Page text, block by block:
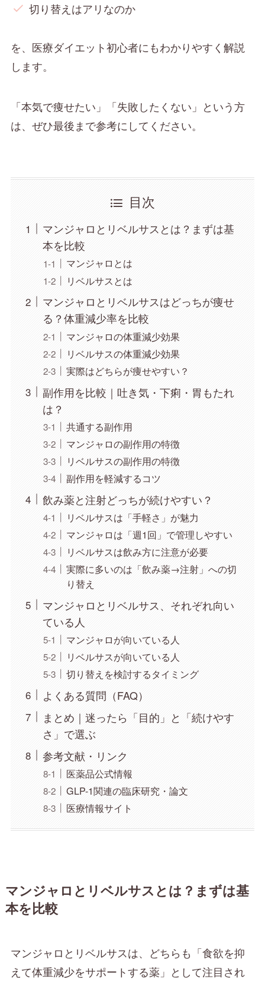
切り替えはアリなのか
を、医療ダイエット初心者にもわかりやすく解説
します。
「本気で痩せたい」「失敗したくない」という方
は、ぜひ最後まで参考にしてください。
目次
マンジャロとリベルサスとは？まずは基
本を比較
マンジャロとは
リベルサスとは
マンジャロとリベルサスはどっちが痩せ
る？体重減少率を比較
マンジャロの体重減少効果
リベルサスの体重減少効果
実際はどちらが痩せやすい？
副作用を比較｜吐き気・下痢・胃もたれ
は？
共通する副作用
マンジャロの副作用の特徴
リベルサスの副作用の特徴
副作用を軽減するコツ
飲み薬と注射どっちが続けやすい？
リベルサスは「手軽さ」が魅力
マンジャロは「週1回」で管理しやすい
リベルサスは飲み方に注意が必要
実際に多いのは「飲み薬→注射」への切
り替え
マンジャロとリベルサス、それぞれ向い
ている人
マンジャロが向いている人
リベルサスが向いている人
切り替えを検討するタイミング
よくある質問（FAQ）
まとめ｜迷ったら「目的」と「続けやす
さ」で選ぶ
参考文献・リンク
医薬品公式情報
GLP-1関連の臨床研究・論文
医療情報サイト
マンジャロとリベルサスとは？まずは基
本を比較
マンジャロとリベルサスは、どちらも「食欲を抑
えて体重減少をサポートする薬」として注目され